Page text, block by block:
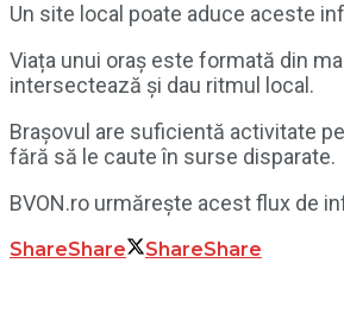
Un site local poate aduce aceste
Viața unui oraș este formată din
intersectează și dau ritmul local.
Brașovul are suficientă activitate
fără să le caute în surse disparate.
BVON.ro urmărește acest flux de
ShareShare ShareShare